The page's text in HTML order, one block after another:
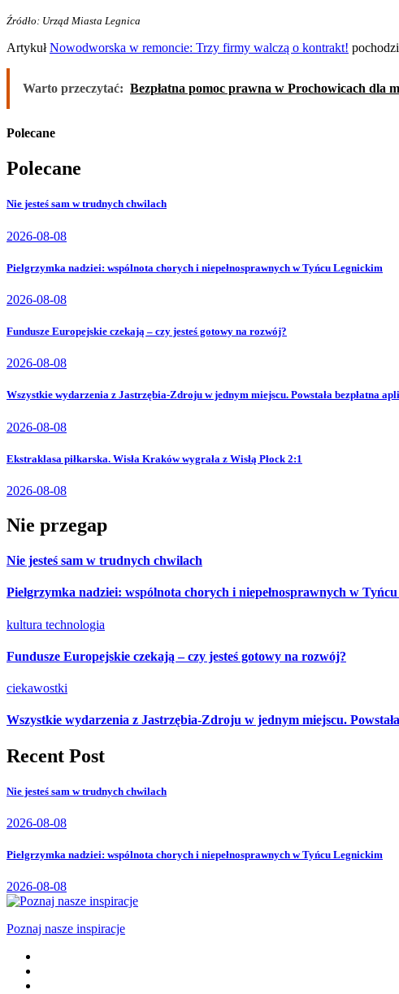
Źródło: Urząd Miasta Legnica
ArtykułNowodworska w remoncie: Trzy firmy walczą o kontrakt!
Warto przeczytać: Bezpłatna pomoc prawna w Prochowicach dla
Polecane
Polecane
Nie jesteś sam w trudnych chwilach
2026-08-08
Pielgrzymka nadziei: wspólnota chorych i niepełnosprawnych w Tyńcu Legnickim
2026-08-08
Fundusze Europejskie czekają – czy jesteś gotowy na rozwój?
2026-08-08
Wszystkie wydarzenia z Jastrzębia-Zdroju w jednym miejscu. Powstała bezpłatna
2026-08-08
Ekstraklasa piłkarska. Wisła Kraków wygrała z Wisłą Płock 2:1
2026-08-08
Nie przegap
Nie jesteś sam w trudnych chwilach
Pielgrzymka nadziei: wspólnota chorych i niepełnosprawnych w
kultura technologia
Fundusze Europejskie czekają – czy jesteś gotowy na rozwój?
ciekawostki
Wszystkie wydarzenia z Jastrzębia-Zdroju w jednym miejscu.
Recent Post
Nie jesteś sam w trudnych chwilach
2026-08-08
Pielgrzymka nadziei: wspólnota chorych i niepełnosprawnych w Tyńcu Legnickim
2026-08-08
Poznaj nasze inspiracje